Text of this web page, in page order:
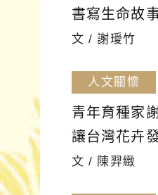
書寫生命故
文 / 謝璦竹
人文關懷
青年育種家
讓台灣花卉
文 / 陳羿緻